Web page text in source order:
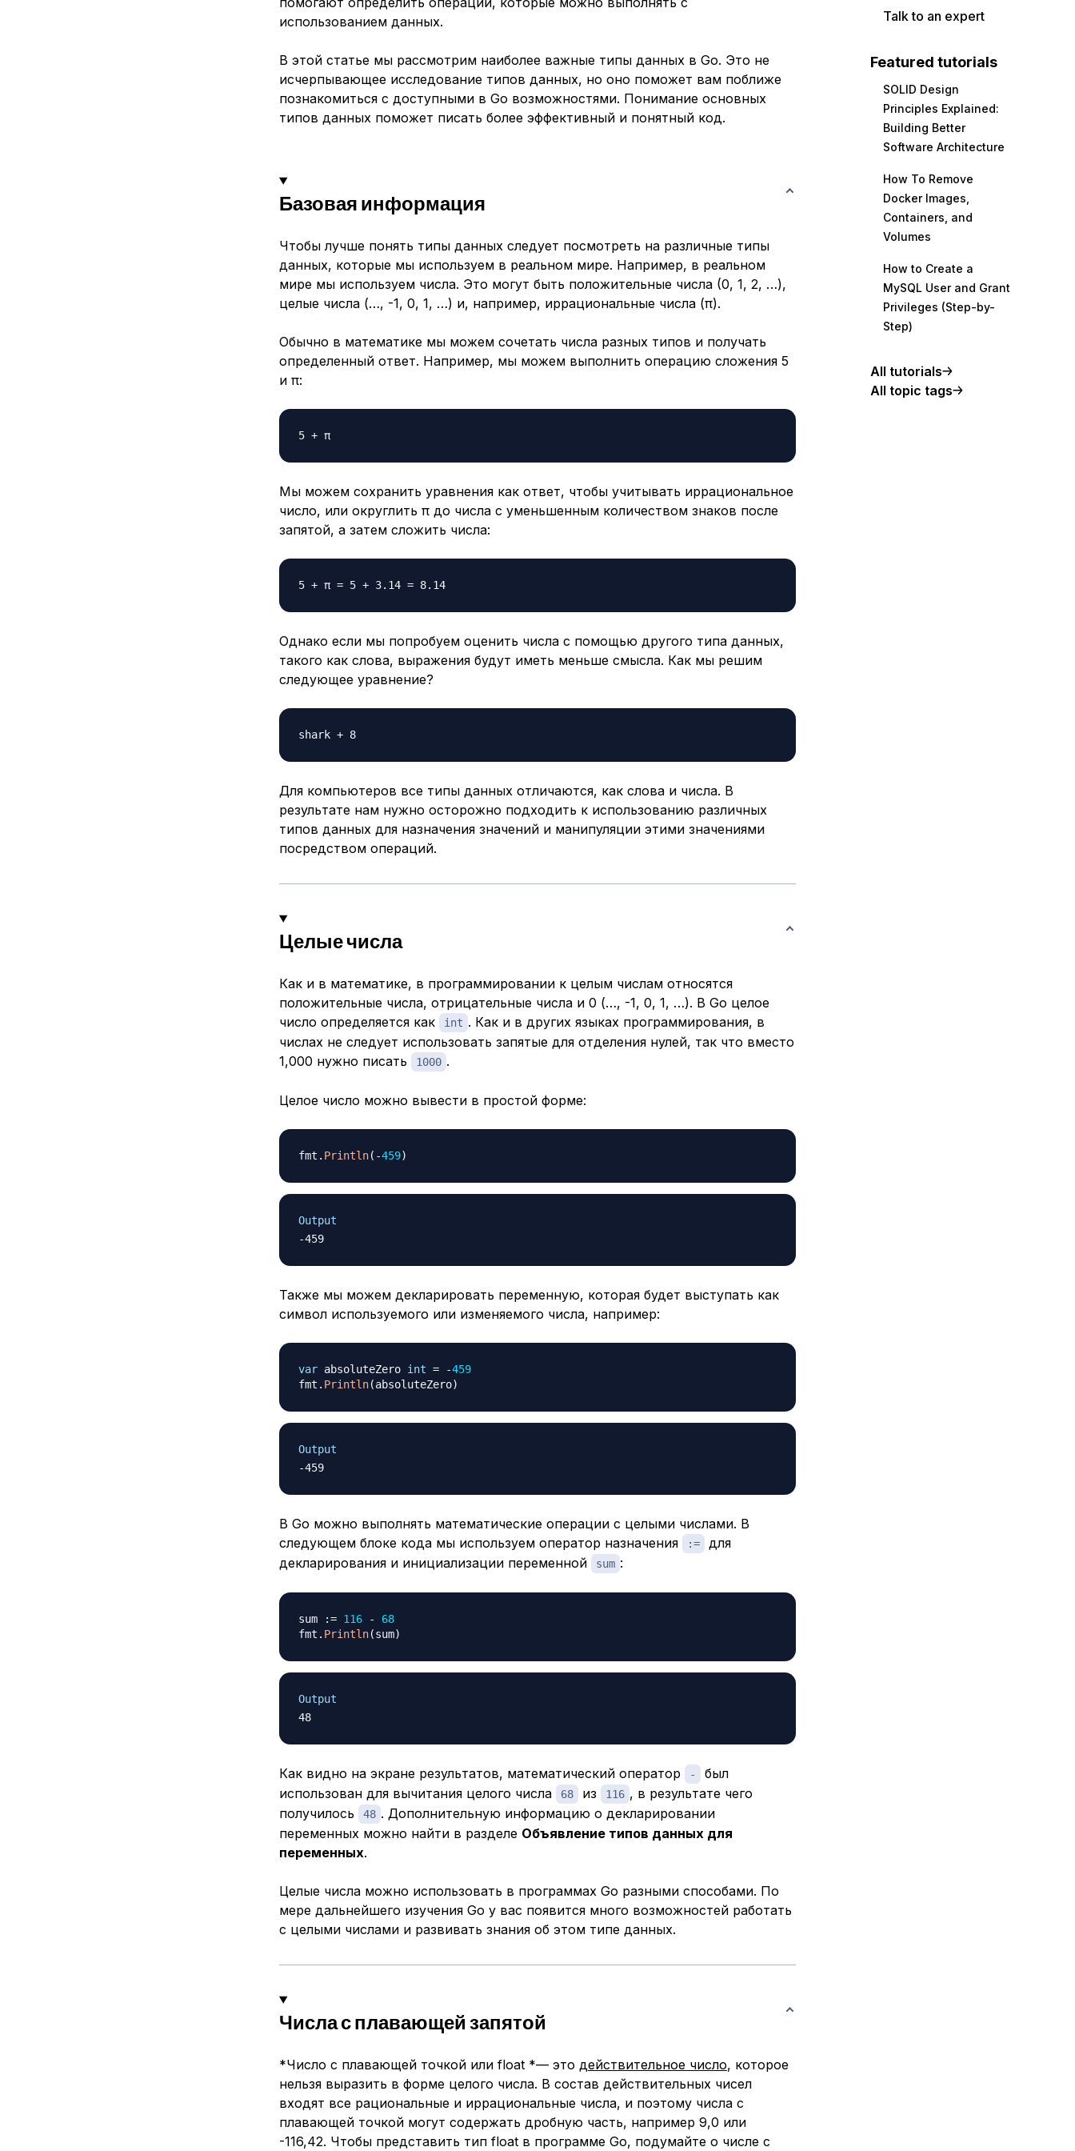
использованием данных.
В этой статье мы рассмотрим наиболее важные типы данных в Go. Это не
исчерпывающее исследование типов данных, но оно поможет вам поближе
познакомиться с доступными в Go возможностями. Понимание основных
типов данных поможет писать более эффективный и понятный код.
Базовая информация
Чтобы лучше понять типы данных следует посмотреть на различные типы
данных, которые мы используем в реальном мире. Например, в реальном
мире мы используем числа. Это могут быть положительные числа (0, 1, 2, …),
целые числа (…, -1, 0, 1, …) и, например, иррациональные числа (π).
Обычно в математике мы можем сочетать числа разных типов и получать
определенный ответ. Например, мы можем выполнить операцию сложения 5
и π:
5 + π
Мы можем сохранить уравнения как ответ, чтобы учитывать иррациональное
число, или округлить π до числа с уменьшенным количеством знаков после
запятой, а затем сложить числа:
5 + π = 5 + 3.14 = 8.14
Однако если мы попробуем оценить числа с помощью другого типа данных,
такого как слова, выражения будут иметь меньше смысла. Как мы решим
следующее уравнение?
shark + 8
Для компьютеров все типы данных отличаются, как слова и числа. В
результате нам нужно осторожно подходить к использованию различных
типов данных для назначения значений и манипуляции этими значениями
посредством операций.
Целые числа
Как и в математике, в программировании к целым числамотносятся
положительные числа, отрицательные числа и 0 (…, -1, 0, 1, …). В Go целое
число определяется как
int . Как и в других языках программирования, в
числах не следует использовать запятые для отделения нулей, так что вместо
1,000 нужно писать
1000 .
Целое число можно вывести в простой форме:
fmt . Println( -459)
Output
-459
Также мы можем декларировать переменную, которая будет выступать как
символ используемого или изменяемого числа, например:
var absoluteZero int = -459
fmt . Println(absoluteZero)
Output
-459
В Go можно выполнять математические операции с целыми числами. В
следующем блоке кода мы используем оператор назначения
:=
для
декларирования и инициализации переменной
sum :
sum := 116 -
68
fmt . Println(sum)
Output
48
Как видно на экране результатов, математический оператор -
был
использован для вычитания целого числа
68 из 116 , в результате чего
получилось
48 . Дополнительную информацию о декларировании
переменных можно найти в разделе Объявление типов данных для
переменных.
Целые числа можно использовать в программах Go разными способами. По
мере дальнейшего изучения Go у вас появится много возможностей работать
с целыми числами и развивать знания об этом типе данных.
Числа с плавающей запятой
*Число с плавающей точкой илиfloat *— это действительное число, которое
нельзя выразить в форме целого числа. В состав действительных чисел
входят все рациональные и иррациональные числа, и поэтому числа с
плавающей точкой могут содержать дробную часть, например 9,0 или
-116,42. Чтобы представить тип float в программе Go, подумайте о числе с
Talk to an expert
Featured tutorials
SOLID Design
Principles Explained:
Building Better
Software Architecture
How To Remove
Docker Images,
Containers, and
Volumes
How to Create a
MySQL User and Grant
Privileges (Step-by-
Step)
All tutorials
All topic tags